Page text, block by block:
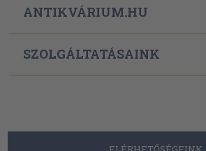
ANTIKVÁRIUM.HU
SZOLGÁLTATÁSAINK